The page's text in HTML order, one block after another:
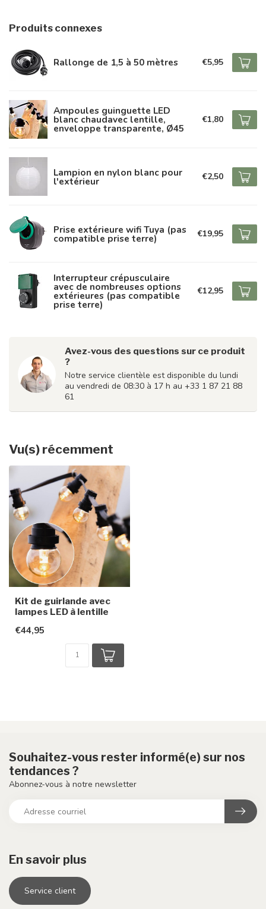
Produits connexes
Rallonge de 1,5 à 50 mètres €5,95
Ampoules guinguette LED
blanc chaudavec lentille,
enveloppe transparente, Ø45
€1,80
Lampion en nylon blanc pour
l'extérieur €2,50
Prise extérieure wifi Tuya (pas
compatible prise terre) €19,95
Interrupteur crépusculaire
avec de nombreuses options
extérieures (pas compatible
prise terre)
€12,95
Avez-vous des questions sur ce produit
?
Notre service clientèle est disponible du lundi
au vendredi de 08:30 à 17 h au +33 1 87 21 88
61
Vu(s) récemment
Kit de guirlande avec
lampes LED à lentille
€44,95
En savoir plus
Service client
Souhaitez-vous rester informé(e) sur nos
tendances ?
Abonnez-vous à notre newsletter